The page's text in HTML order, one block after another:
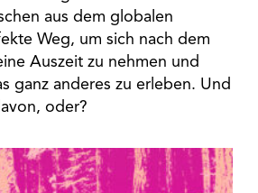
aus dem globalen
Weg, um sich nach dem
Auszeit zu nehmen und
ganz anderes zu erleben. Und
oder?